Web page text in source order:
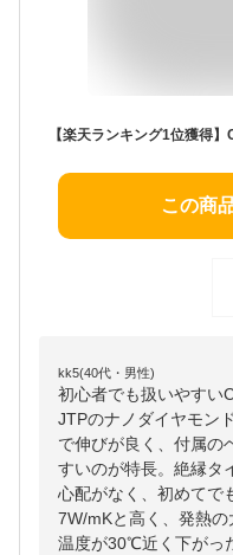
この商
kk5(40代・男性)
初心者でも扱いやすい
JTPのナノダイヤモン
で伸びが良く、付属の
すいのが特長。絶縁タ
心配がなく、初めてで
7W/mKと高く、発熱
温度が30℃近く下がっ